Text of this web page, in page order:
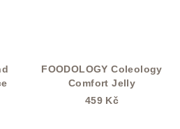
FOODOLOGY Coleology
Comfort Jelly
459 Kč